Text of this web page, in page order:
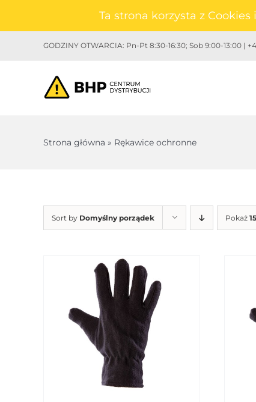
zawartościGODZINY OTWARCIA: Pn-Pt 8:30-16:30; Sob 9:00-13:00 |
Strona główna » Rękawice ochronne
Sort by Domyślny porządek Pokaż
Ta strona korzysta z